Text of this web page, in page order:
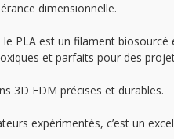
dimensionnelle.
PLA est un filament
et parfaits pour des
3D FDM précises et durables.
expérimentés, c’est un